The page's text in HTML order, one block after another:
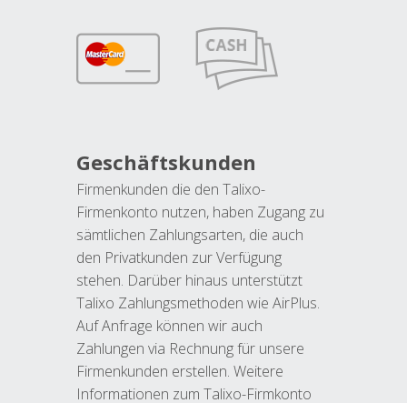
Geschäftskunden
Firmenkunden die den Talixo-
Firmenkonto nutzen, haben Zugang zu
sämtlichen Zahlungsarten, die auch
den Privatkunden zur Verfügung
stehen. Darüber hinaus unterstützt
Talixo Zahlungsmethoden wie AirPlus.
Auf Anfrage können wir auch
Zahlungen via Rechnung für unsere
Firmenkunden erstellen. Weitere
Informationen zum Talixo-Firmkonto